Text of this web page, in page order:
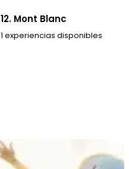
12. Mont Blanc
1 experiencias disponibles